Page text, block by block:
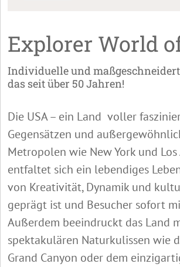
Explorer World
Individuelle und
das seit über 50 Jahren!
Die USA – ein Land voller
Gegensätzen und
Metropolen wie New York und Los
entfaltet sich ein lebendiges
von Kreativität, Dynamik und
geprägt ist und Besucher sofort
Außerdem beeindruckt das Land
spektakulären Naturkulissen wie
Grand Canyon oder dem